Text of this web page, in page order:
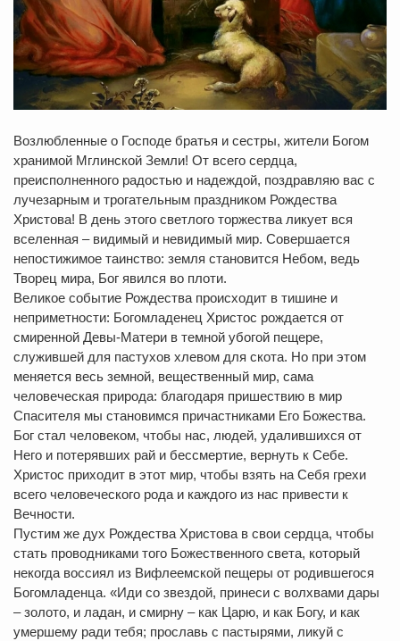
Возлюбленные о Господе братья и сестры, жители Богом
хранимой Мглинской Земли! От всего сердца,
преисполненного радостью и надеждой, поздравляю вас с
лучезарным и трогательным праздником Рождества
Христова! В день этого светлого торжества ликует вся
вселенная – видимый и невидимый мир. Совершается
непостижимое таинство: земля становится Небом, ведь
Творец мира, Бог явился во плоти.
Великое событие Рождества происходит в тишине и
неприметности: Богомладенец Христос рождается от
смиренной Девы-Матери в темной убогой пещере,
служившей для пастухов хлевом для скота. Но при этом
меняется весь земной, вещественный мир, сама
человеческая природа: благодаря пришествию в мир
Спасителя мы становимся причастниками Его Божества.
Бог стал человеком, чтобы нас, людей, удалившихся от
Него и потерявших рай и бессмертие, вернуть к Себе.
Христос приходит в этот мир, чтобы взять на Себя грехи
всего человеческого рода и каждого из нас привести к
Вечности.
Пустим же дух Рождества Христова в свои сердца, чтобы
стать проводниками того Божественного света, который
некогда воссиял из Вифлеемской пещеры от родившегося
Богомладенца. «Иди со звездой, принеси с волхвами дары
– золото, и ладан, и смирну – как Царю, и как Богу, и как
умершему ради тебя; прославь с пастырями, ликуй с